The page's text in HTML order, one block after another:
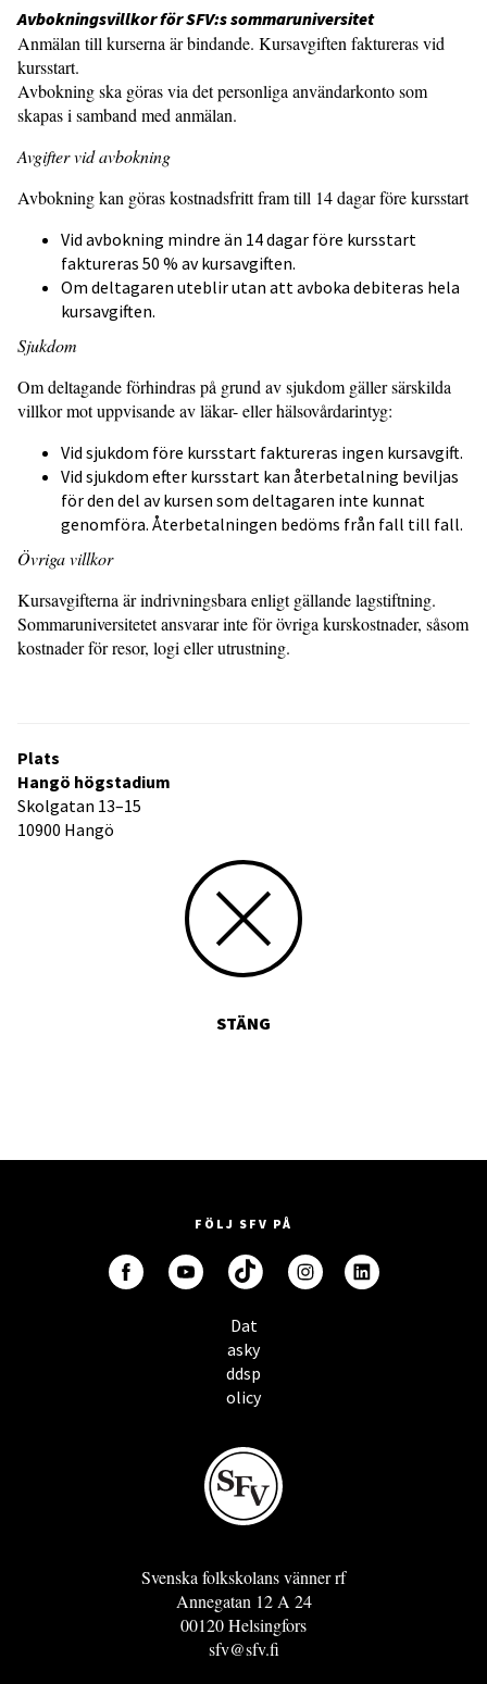
Avbokningsvillkor för SFV:s sommaruniversitet
Anmälan till kurserna är bindande. Kursavgiften faktureras vid
kursstart.
Avbokning ska göras via det personliga användarkonto som
skapas i samband med anmälan.
Avgifter vid avbokning
Avbokning kan göras kostnadsfritt fram till 14 dagar före kursstart
Vid avbokning mindre än 14 dagar före kursstart
faktureras 50 % av kursavgiften.
Om deltagaren uteblir utan att avboka debiteras hela
kursavgiften.
Sjukdom
Om deltagande förhindras på grund av sjukdom gäller särskilda
villkor mot uppvisande av läkar- eller hälsovårdarintyg:
Vid sjukdom före kursstart faktureras ingen kursavgift.
Vid sjukdom efter kursstart kan återbetalning beviljas
för den del av kursen som deltagaren inte kunnat
genomföra. Återbetalningen bedöms från fall till fall.
Övriga villkor
Kursavgifterna är indrivningsbara enligt gällande lagstiftning.
Sommaruniversitetet ansvarar inte för övriga kurskostnader, såsom
kostnader för resor, logi eller utrustning.
Plats
Hangö högstadium
Skolgatan 13–15
10900 Hangö
STÄNG
FÖLJ SFV PÅ
Dat
asky
ddsp
olicy
Svenska folkskolans vänner rf
Annegatan 12 A 24
00120 Helsingfors
sfv@sfv.fi